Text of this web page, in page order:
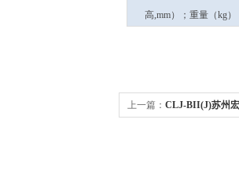
高,mm）；重量（kg）
上一篇： CLJ-BII(J)苏州